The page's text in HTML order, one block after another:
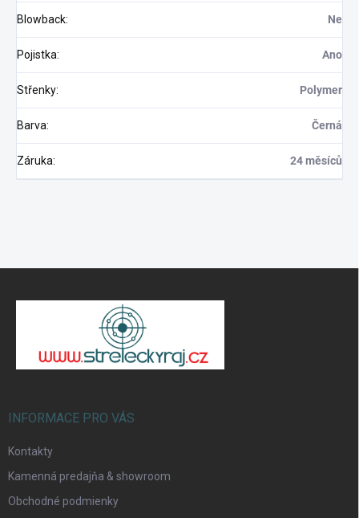
Blowback: Ne
Pojistka: Ano
Střenky: Polymer
Barva: Černá
Záruka: 24 měsíců
INFORMACE PRO VÁS
Kontakty
Kamenná predajňa & showroom
Obchodné podmienky
Odoslať